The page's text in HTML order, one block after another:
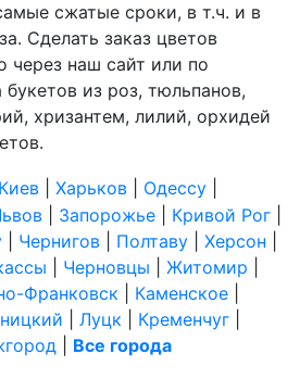
сжатые сроки, в т.ч. и в
Сделать заказ цветов
через наш сайт или по
из роз, тюльпанов,
хризантем, лилий, орхидей
Киев Харьков Одессу
Запорожье Кривой Рог
Чернигов Полтаву Херсон
Черновцы Житомир
Франковск Каменское
Луцк Кременчуг
Все города